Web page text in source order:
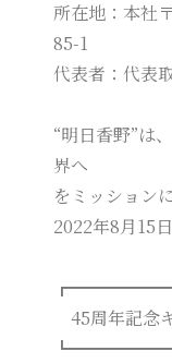
所在地：本社
85-1
代表者：代表
“明日香野”は
界へ
をミッション
2022年8月15
45周年記念